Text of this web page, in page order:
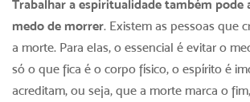
Trabalhar a espiritualidade também pode
medo de morrer. Existem as pessoas que
a morte. Para elas, o essencial é evitar o
só o que fica é o corpo físico, o espírito é
acreditam, ou seja, que a morte marca o